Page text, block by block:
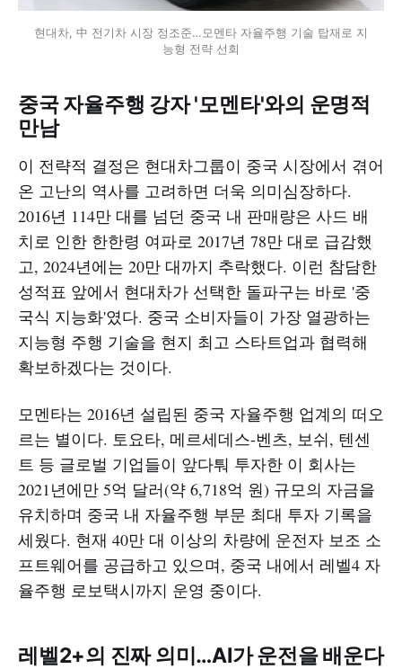
현대차, 中 전기차 시장 정조준…모멘타 자율주행 기술 탑재로 지
능형 전략 선회
중국 자율주행 강자 '모멘타'와의 운명적
만남
이 전략적 결정은 현대차그룹이 중국 시장에서 겪어
온 고난의 역사를 고려하면 더욱 의미심장하다.
2016년 114만 대를 넘던 중국 내 판매량은 사드 배
치로 인한 한한령 여파로 2017년 78만 대로 급감했
고, 2024년에는 20만 대까지 추락했다. 이런 참담한
성적표 앞에서 현대차가 선택한 돌파구는 바로 '중
국식 지능화'였다. 중국 소비자들이 가장 열광하는
지능형 주행 기술을 현지 최고 스타트업과 협력해
확보하겠다는 것이다.​
모멘타는 2016년 설립된 중국 자율주행 업계의 떠오
르는 별이다. 토요타, 메르세데스-벤츠, 보쉬, 텐센
트 등 글로벌 기업들이 앞다퉈 투자한 이 회사는
2021년에만 5억 달러(약 6,718억 원) 규모의 자금을
유치하며 중국 내 자율주행 부문 최대 투자 기록을
세웠다. 현재 40만 대 이상의 차량에 운전자 보조 소
프트웨어를 공급하고 있으며, 중국 내에서 레벨4 자
율주행 로보택시까지 운영 중이다.
레벨2+의 진짜 의미…AI가 운전을 배운다